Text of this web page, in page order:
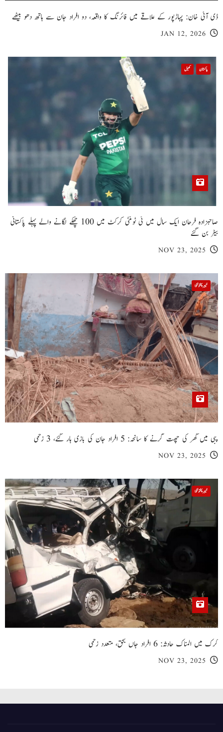
ڈی آئی خان: پہاڑپور کے علاقے میں فائرنگ کا واقعہ، دو افراد جان سے ہاتھ دھو بیٹھے
JAN 12, 2026
پاکستان کھیل
صاحبزادہ فرحان ایک سال میں ٹی ٹوئنٹی کرکٹ میں 100 چھکے لگانے والے پہلے پاکستانی
بیٹر بن گئے
NOV 23, 2025
خیبر پختونخوا
پبی میں گھر کی چھت گرنے کا سانحہ: 5 افراد جان کی بازی ہار گئے، 3 زخمی
NOV 23, 2025
خیبر پختونخوا
کرک میں المناک حادثہ: 6 افراد جاں بحق، متعدد زخمی
NOV 23, 2025